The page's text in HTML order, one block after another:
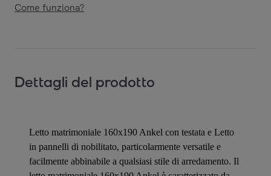
Come funziona?
Dettagli del prodotto
Letto matrimoniale 160x190 Ankel con testata e Letto
in pannelli di nobilitato, particolarmente versatile e
facilmente abbinabile a qualsiasi stile di arredamento. Il